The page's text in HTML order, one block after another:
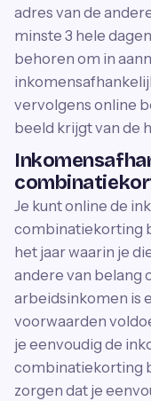
adres van de
minste 3 hele
behoren om in
vervolgens online
beeld krijgt van de
Je kunt online de
combinatiekorting
het jaar waarin je
andere van belang
arbeidsinkomen is
voorwaarden
je eenvoudig de
combinatiekorting
zorgen dat je